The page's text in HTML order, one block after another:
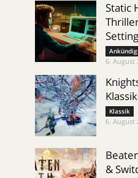
Static
6. August
Klassik
6. August
&